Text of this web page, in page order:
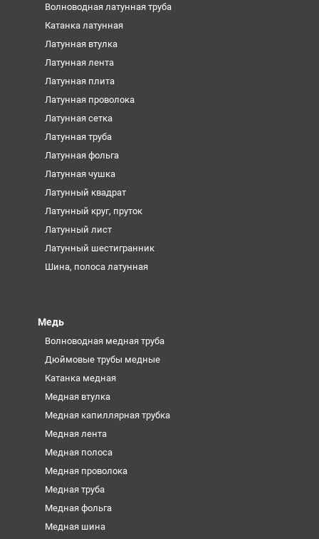
Волноводная латунная труба
Катанка латунная
Латунная втулка
Латунная лента
Латунная плита
Латунная проволока
Латунная сетка
Латунная труба
Латунная фольга
Латунная чушка
Латунный квадрат
Латунный круг, пруток
Латунный лист
Латунный шестигранник
Шина, полоса латунная
Медь
Волноводная медная труба
Дюймовые трубы медные
Катанка медная
Медная втулка
Медная капиллярная трубка
Медная лента
Медная полоса
Медная проволока
Медная труба
Медная фольга
Медная шина